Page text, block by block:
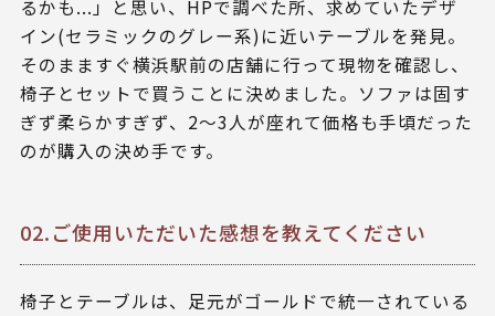
るかも...」と思い、HPで調べた所、求めていたデザ
イン(セラミックのグレー系)に近いテーブルを発見。
そのまますぐ横浜駅前の店舗に行って現物を確認し、
椅子とセットで買うことに決めました。ソファは固す
ぎず柔らかすぎず、2〜3人が座れて価格も手頃だった
のが購入の決め手です。
02.ご使用いただいた感想を教えてください
椅子とテーブルは、足元がゴールドで統一されている